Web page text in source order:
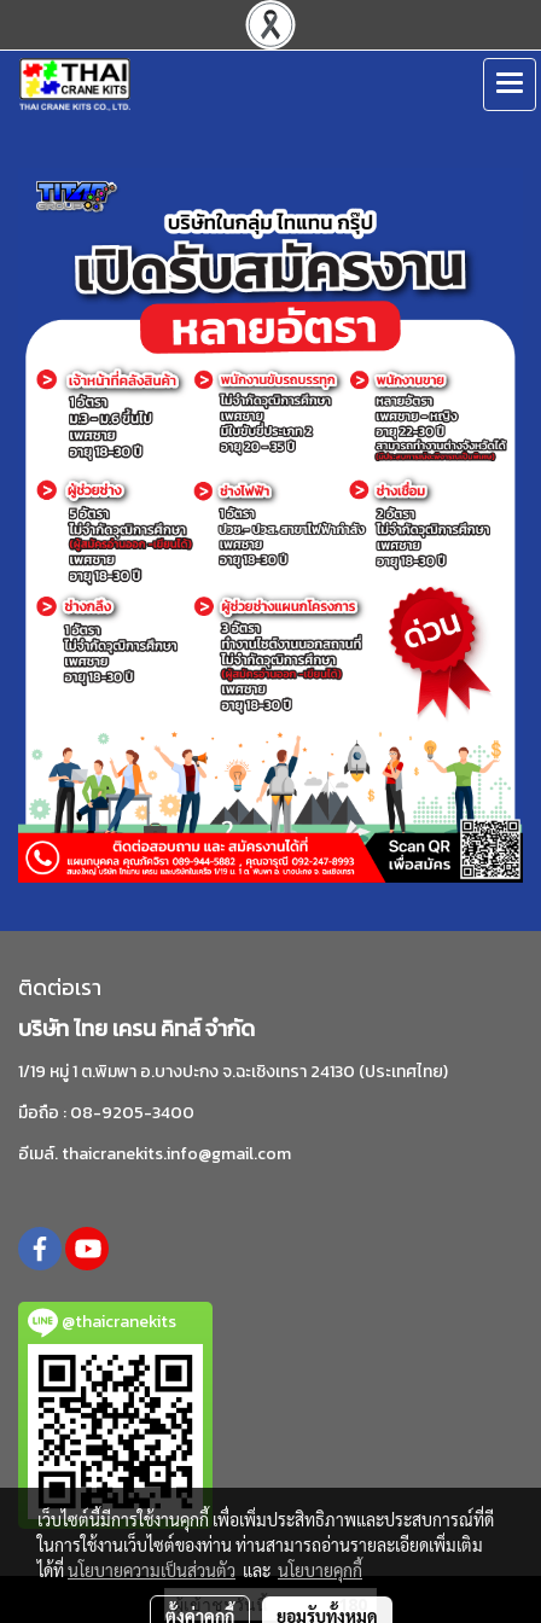
ติดต่อเรา
บริษัท ไทย เครน คิทส์ จำกัด
1/19 หมู่ 1 ต.พิมพา อ.บางปะกง จ.ฉะเชิงเทรา 24130 (ประเทศไทย)
มือถือ : 08-9205-3400
อีเมล์. thaicranekits.info@gmail.com
@thaicranekits
ผู้เข้าชมวันนี้ 180
เว็บไซต์นี้มีการใช้งานคุกกี้ เพื่อเพิ่มประสิทธิภาพและประสบการณ์ที่ดี
ในการใช้งานเว็บไซต์ของท่าน ท่านสามารถอ่านรายละเอียดเพิ่มเติม
ได้ที่นโยบายความเป็นส่วนตัว และ นโยบายคุกกี้
ตั้งค่าคุกกี้ ยอมรับทั้งหมด